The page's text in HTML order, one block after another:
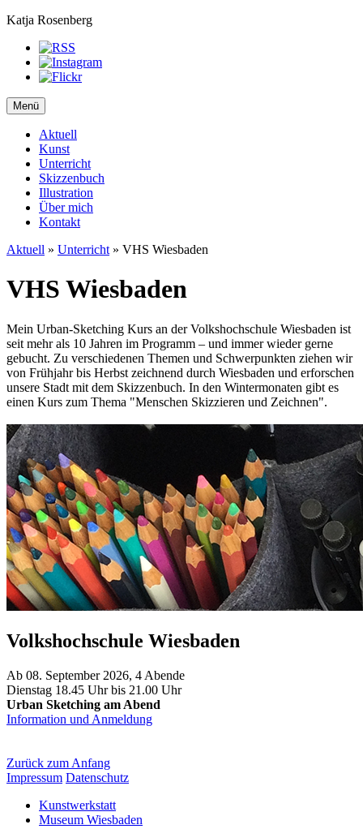
Katja Rosenberg
Menü
Aktuell
Kunst
Unterricht
Skizzenbuch
Illustration
Über mich
Kontakt
Aktuell » Unterricht » VHS Wiesbaden
VHS Wiesbaden
Mein Urban-Sketching Kurs an der Volkshochschule Wiesbaden ist
seit mehr als 10 Jahren im Programm – und immer wieder gerne
gebucht. Zu verschiedenen Themen und Schwerpunkten ziehen wir
von Frühjahr bis Herbst zeichnend durch Wiesbaden und erforschen
unsere Stadt mit dem Skizzenbuch. In den Wintermonaten gibt es
einen Kurs zum Thema "Menschen Skizzieren und Zeichnen".
Volkshochschule Wiesbaden
Ab 08. September 2026, 4 Abende
Dienstag 18.45 Uhr bis 21.00 Uhr
Urban Sketching am Abend
Information und Anmeldung
Zurück zum Anfang
Impressum Datenschutz
Kunstwerkstatt
Museum Wiesbaden